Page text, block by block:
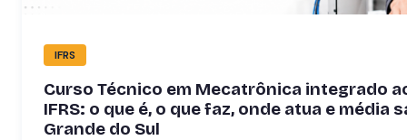
IFRS
Curso Técnico em Mecatrônica integrado
IFRS: o que é, o que faz, onde atua e média
Grande do Sul